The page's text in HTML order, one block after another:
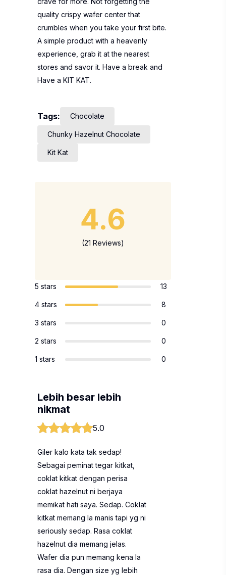
quality crispy wafer center that
crumbles when you take your first bite.
A simple product with a heavenly
experience, grab it at the nearest
stores and savor it. Have a break and
Have a KIT KAT.
Tags: Chocolate
Chunky Hazelnut Chocolate
Kit Kat
4.6
(21 Reviews)
5 stars 13
4 stars 8
3 stars 0
2 stars 0
1 stars 0
Lebih besar lebih
nikmat
5.0
Giler kalo kata tak sedap!
Sebagai peminat tegar kitkat,
coklat kitkat dengan perisa
coklat hazelnut ni berjaya
memikat hati saya. Sedap. Coklat
kitkat memang la manis tapi yg ni
seriously sedap. Rasa coklat
hazelnut dia memang jelas.
Wafer dia pun memang kena la
rasa dia. Dengan size yg lebih